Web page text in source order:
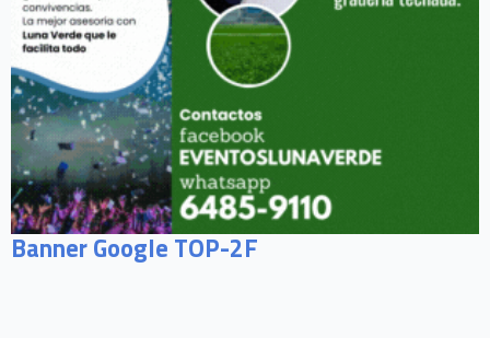
Banner Google TOP-2F